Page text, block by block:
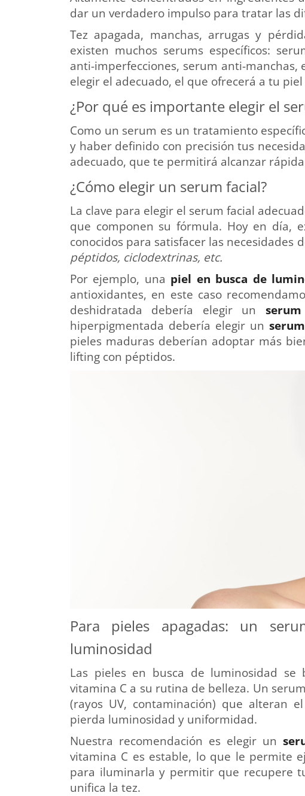
dar un verdadero impulso para tratar las
Tez apagada, manchas, arrugas y
existen muchos serums específicos:
anti-imperfecciones, serum anti-manchas,
elegir el adecuado, el que ofrecerá a tu
¿Por qué es importante elegir el
Como un serum es un tratamiento
y haber definido con precisión tus
adecuado, que te permitirá alcanzar
¿Cómo elegir un serum facial?
La clave para elegir el serum facial
que componen su fórmula. Hoy en día,
conocidos para satisfacer las necesidades
péptidos, ciclodextrinas, etc.
Por ejemplo, una piel en busca de
antioxidantes, en este caso
deshidratada debería elegir un
hiperpigmentada debería elegir un
pieles maduras deberían adoptar más
lifting con péptidos.
Para pieles apagadas: un
luminosidad
Las pieles en busca de luminosidad se
vitamina C a su rutina de belleza. Un
(rayos UV, contaminación) que alteran
pierda luminosidad y uniformidad.
Nuestra recomendación es elegir un
vitamina C es estable, lo que le permite
para iluminarla y permitir que recupere
unifica la tez.